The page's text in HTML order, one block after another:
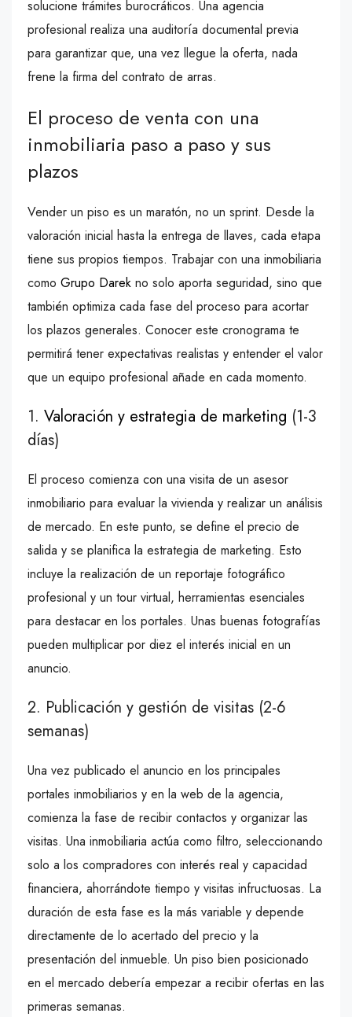
solucione trámites burocráticos. Una agencia
profesional realiza una auditoría documental previa
para garantizar que, una vez llegue la oferta, nada
frene la firma del contrato de arras.
El proceso de venta con una
inmobiliaria paso a paso y sus
plazos
Vender un piso es un maratón, no un sprint. Desde la
valoración inicial hasta la entrega de llaves, cada etapa
tiene sus propios tiempos. Trabajar con una inmobiliaria
como Grupo Darek no solo aporta seguridad, sino que
también optimiza cada fase del proceso para acortar
los plazos generales. Conocer este cronograma te
permitirá tener expectativas realistas y entender el valor
que un equipo profesional añade en cada momento.
1. Valoración y estrategia de marketing (1-3
días)
El proceso comienza con una visita de un asesor
inmobiliario para evaluar la vivienda y realizar un análisis
de mercado. En este punto, se define el precio de
salida y se planifica la estrategia de marketing. Esto
incluye la realización de un reportaje fotográfico
profesional y un tour virtual, herramientas esenciales
para destacar en los portales. Unas buenas fotografías
pueden multiplicar por diez el interés inicial en un
anuncio.
2. Publicación y gestión de visitas (2-6
semanas)
Una vez publicado el anuncio en los principales
portales inmobiliarios y en la web de la agencia,
comienza la fase de recibir contactos y organizar las
visitas. Una inmobiliaria actúa como filtro, seleccionando
solo a los compradores con interés real y capacidad
financiera, ahorrándote tiempo y visitas infructuosas. La
duración de esta fase es la más variable y depende
directamente de lo acertado del precio y la
presentación del inmueble. Un piso bien posicionado
en el mercado debería empezar a recibir ofertas en las
primeras semanas.